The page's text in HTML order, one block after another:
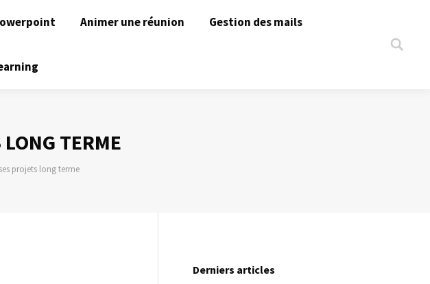
Animer une réunion Gestion des mails
Search:
TERME
projets long terme
Derniers articles